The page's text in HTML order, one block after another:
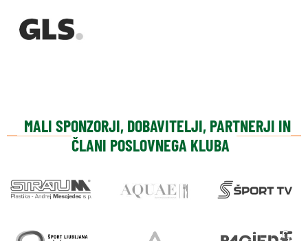
MALI SPONZORJI, DOBAVITELJI, PARTNERJI IN
ČLANI POSLOVNEGA KLUBA